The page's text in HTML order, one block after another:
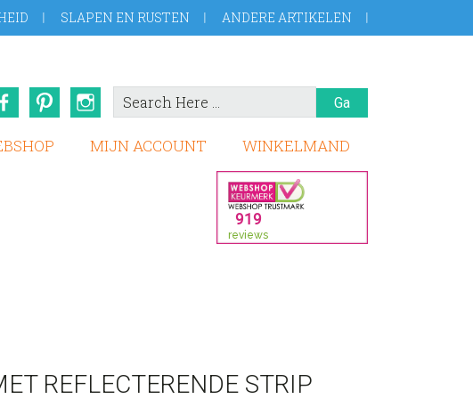
SLAPEN EN RUSTEN ANDERE ARTIKELEN
Search
Here
TwitterFacebookPinterestInstagram
MIJN ACCOUNT WINKELMAND
REFLECTERENDE STRIP